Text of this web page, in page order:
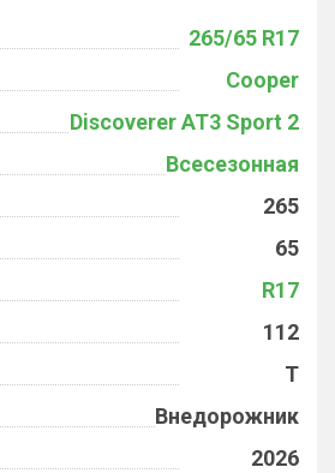
265/65 R17
Cooper
Discoverer AT3 Sport 2
Всесезонная
265
65
R17
112
T
Внедорожник
2026